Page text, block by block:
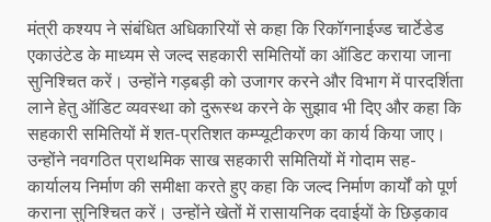
मंत्री कश्यप ने संबंधित अधिकारियों से कहा कि रिकॉगनाईज्ड चार्टेडेड
एकाउंटेड के माध्यम से जल्द सहकारी समितियों का ऑडिट कराया जाना
सुनिश्चित करें। उन्होंने गड़बड़ी को उजागर करने और विभाग में पारदर्शिता
लाने हेतु ऑडिट व्यवस्था को दुरूस्थ करने के सुझाव भी दिए और कहा कि
सहकारी समितियों में शत-प्रतिशत कम्प्यूटीकरण का कार्य किया जाए।
उन्होंने नवगठित प्राथमिक साख सहकारी समितियों में गोदाम सह-
कार्यालय निर्माण की समीक्षा करते हुए कहा कि जल्द निर्माण कार्यों को पूर्ण
कराना सुनिश्चित करें। उन्होंने खेतों में रासायनिक दवाईयों के छिड़काव